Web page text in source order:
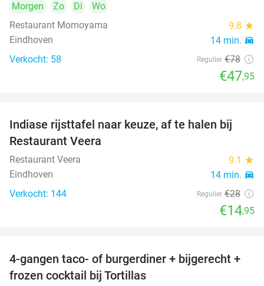
Morgen Zo Di
Wo
Restaurant Momoyama
9.8 star
Eindhoven 14 min. directions_car
Verkocht: 58 Regulier €78
€47,95
47%
Indiase rijsttafel naar keuze, af te halen bij
Restaurant Veera
Restaurant Veera 9.1 star
Eindhoven 14 min. directions_car
Verkocht: 144 Regulier €28
€14,95
46%
4-gangen taco- of burgerdiner + bijgerecht +
frozen cocktail bij Tortillas